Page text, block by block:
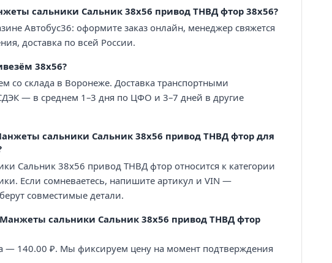
сальники Сальник 38х56 привод ТНВД фтор 38х56?
Автобус36: оформите заказ онлайн, менеджер свяжется
доставка по всей России.
38х56?
со склада в Воронеже. Доставка транспортными
— в среднем 1–3 дня по ЦФО и 3–7 дней в другие
сальники Сальник 38х56 привод ТНВД фтор для
Сальник 38х56 привод ТНВД фтор относится к категории
Если сомневаетесь, напишите артикул и VIN —
совместимые детали.
Манжеты сальники Сальник 38х56 привод ТНВД фтор
— 140.00 ₽. Мы фиксируем цену на момент подтверждения